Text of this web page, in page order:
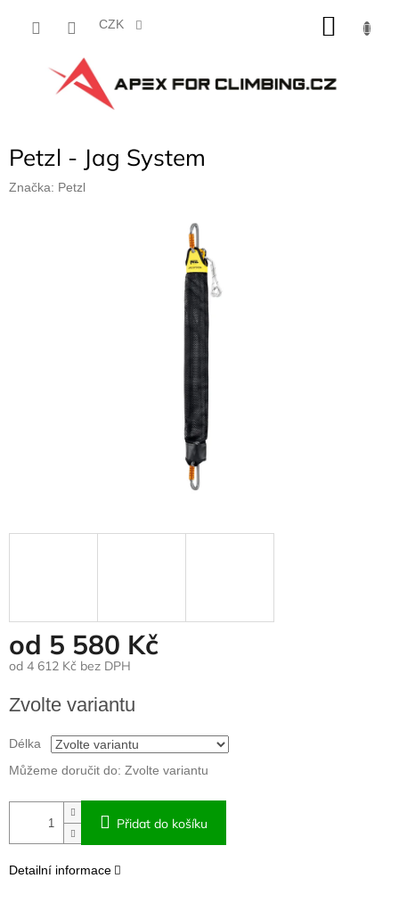
CZK
Petzl - Jag System
Značka: Petzl
od 5 580 Kč
od 4 612 Kč bez DPH
cena:
Zvolte variantu
Délka
Můžeme doručit do: Zvolte variantu
Přidat do košíku
Detailní informace